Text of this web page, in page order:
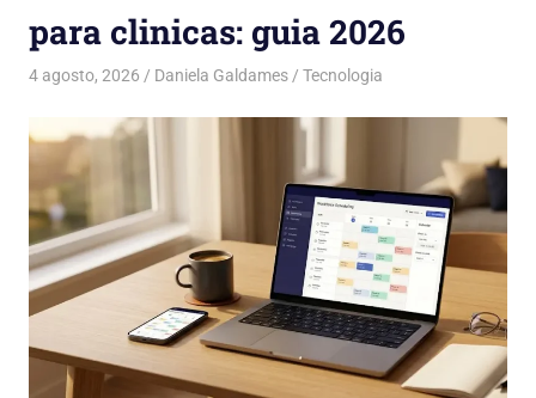
para clinicas: guia 2026
4 agosto, 2026 Daniela Galdames Tecnologia